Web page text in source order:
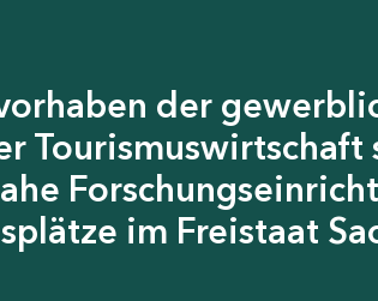
der
im Freistaat